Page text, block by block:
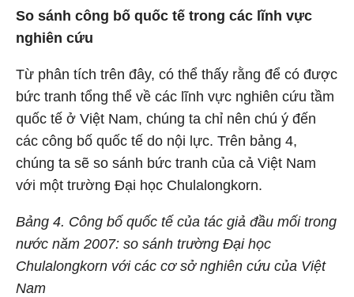
So sánh công bố quốc tế trong các lĩnh vực
nghiên cứu
Từ phân tích trên đây, có thể thấy rằng để có được
bức tranh tổng thể về các lĩnh vực nghiên cứu tầm
quốc tế ở Việt Nam, chúng ta chỉ nên chú ý đến
các công bố quốc tế do nội lực. Trên bảng 4,
chúng ta sẽ so sánh bức tranh của cả Việt Nam
với một trường Đại học Chulalongkorn.
Bảng 4. Công bố quốc tế của tác giả đầu mối trong
nước năm 2007: so sánh trường Đại học
Chulalongkorn với các cơ sở nghiên cứu của Việt
Nam